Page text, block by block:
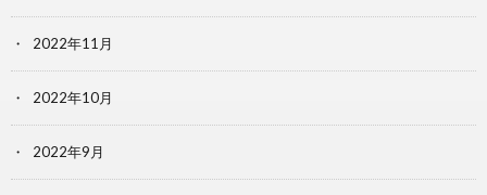
2022年11月
2022年10月
2022年9月